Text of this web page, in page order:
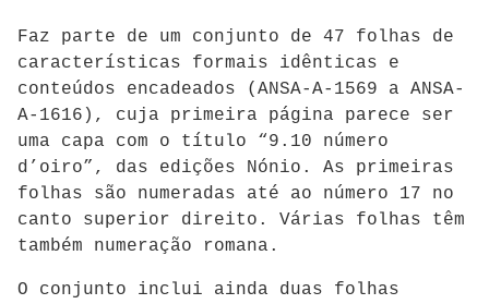
Faz parte de um conjunto de 47 folhas de
características formais idênticas e
conteúdos encadeados ( ANSA-A-1569 a ANSA-
A-1616) , cuja primeira página parece ser
uma capa com o título “9.10 número
d’oiro”, das edições Nónio. As primeiras
folhas são numeradas até ao número 17 no
canto superior direito. Várias folhas têm
também numeração romana.
O conjunto inclui ainda duas folhas